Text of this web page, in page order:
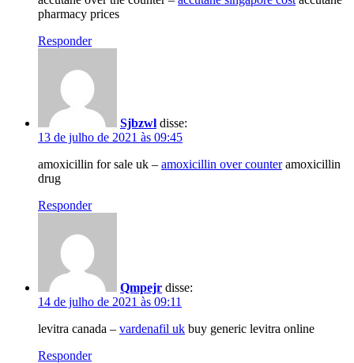
pharmacy prices
Responder
Sjbzwl disse:
13 de julho de 2021 às 09:45
amoxicillin for sale uk – amoxicillin over counteramoxicillin
drug
Responder
Qmpejr disse:
14 de julho de 2021 às 09:11
levitra canada – vardenafil uk buy generic levitra online
Responder